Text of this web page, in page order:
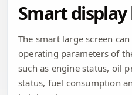
Smart
The smart large screen
operating parameters of
such as engine status, oil
status, fuel consumption